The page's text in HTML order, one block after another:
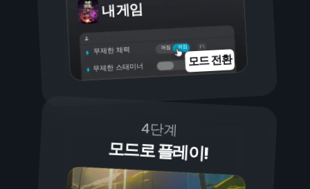
내 게임
켜짐
꺼짐
무제한 체력
무제한 스태미너 모드 전환
4단계
모드로 플레이!